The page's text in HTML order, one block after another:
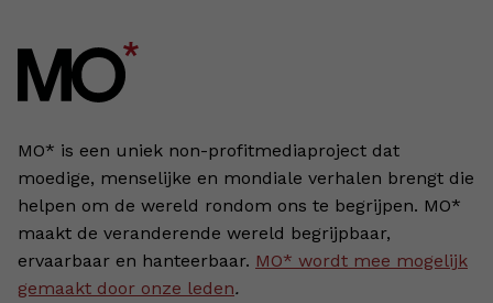
MO* is een uniek non-profitmediaproject dat
moedige, menselijke en mondiale verhalen brengt die
helpen om de wereld rondom ons te begrijpen. MO*
maakt de veranderende wereld begrijpbaar,
ervaarbaar en hanteerbaar. MO* wordt mee mogelijk
gemaakt door onze leden.